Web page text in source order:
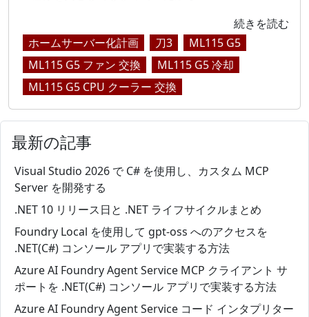
続きを読む
ホームサーバー化計画
刀3
ML115 G5
ML115 G5 ファン 交換
ML115 G5 冷却
ML115 G5 CPU クーラー 交換
最新の記事
Visual Studio 2026 で C# を使用し、カスタム MCP
Server を開発する
.NET 10 リリース日と .NET ライフサイクルまとめ
Foundry Local を使用して gpt-oss へのアクセスを
.NET(C#) コンソール アプリで実装する方法
Azure AI Foundry Agent Service MCP クライアント サ
ポートを .NET(C#) コンソール アプリで実装する方法
Azure AI Foundry Agent Service コード インタプリター